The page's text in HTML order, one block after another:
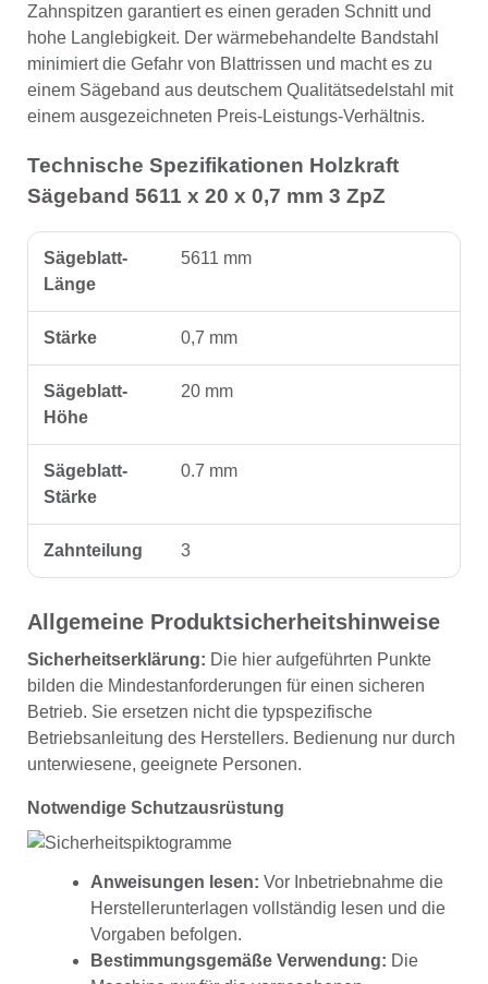
Zahnspitzen garantiert es einen geraden Schnitt und
hohe Langlebigkeit. Der wärmebehandelte Bandstahl
minimiert die Gefahr von Blattrissen und macht es zu
einem Sägeband aus deutschem Qualitätsedelstahl mit
einem ausgezeichneten Preis-Leistungs-Verhältnis.
Technische Spezifikationen Holzkraft
Sägeband 5611 x 20 x 0,7 mm 3 ZpZ
Sägeblatt-
Länge
5611 mm
Stärke 0,7 mm
Sägeblatt-
Höhe
20 mm
Sägeblatt-
Stärke
0.7 mm
Zahnteilung 3
Allgemeine Produktsicherheitshinweise
Sicherheitserklärung: Die hier aufgeführten Punkte
bilden die Mindestanforderungen für einen sicheren
Betrieb. Sie ersetzen nicht die typspezifische
Betriebsanleitung des Herstellers. Bedienung nur durch
unterwiesene, geeignete Personen.
Notwendige Schutzausrüstung
Anweisungen lesen: Vor Inbetriebnahme die
Herstellerunterlagen vollständig lesen und die
Vorgaben befolgen.
Bestimmungsgemäße Verwendung: Die